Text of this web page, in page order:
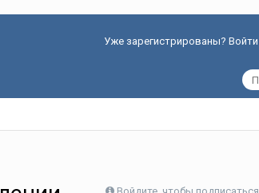
Уже зарегистрированы? Войти